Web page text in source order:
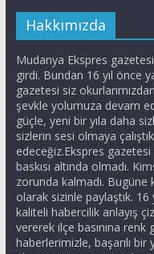
Hakkımızda
Mudanya Ekspres
girdi. Bundan 16 yıl önce
gazetesi siz
şevkle yolumuza devam
güçle, yeni bir yıla daha
sizlerin sesi olmaya
edeceğiz.Ekspres
baskısı altında olmadı.
zorunda kalmadı.
olarak sizinle paylaştık.
kaliteli habercilik anlayış
vererek ilçe basınına
haberlerimizle, başarılı